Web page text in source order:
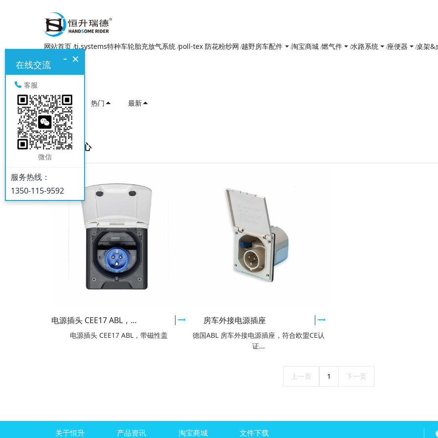
网站首页 ti.systems特种车轮胎充放气系统 poll-tex 防花粉纱网 越野房车配件 淘宝商城 燃气件 水路系统 座便器 桌架&
推荐 热门 最新
产品中心
电源插头 CEE17 ABL，带磁性盖 白色/黑色
电源插头 CEE17 ABL，带磁性盖
房车外接电源插座
德国ABL 房车外接电源插座，符合欧盟CE认
证...
上一页 1 下一页
关于恒升 产品资讯 淘宝商城 文件下载
×
-
在线交流
客服
微信
服务热线：
1350-115-9592